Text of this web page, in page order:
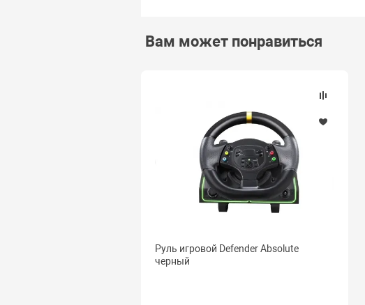
Вам может понравиться
Руль игровой Defender Absolute
черный